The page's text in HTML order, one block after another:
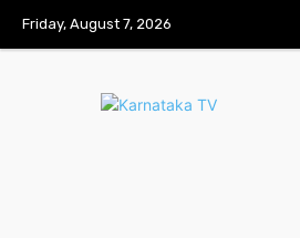
Friday, August 7, 2026